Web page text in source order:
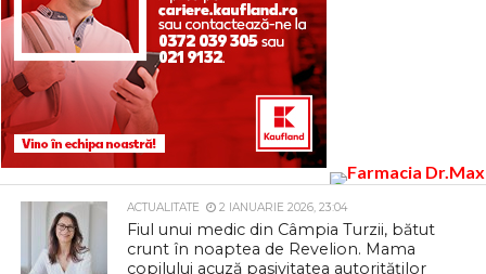
ACTUALITATE 2 IANUARIE 2026, 23:04
Fiul unui medic din Câmpia Turzii, bătut
crunt în noaptea de Revelion. Mama
copilului acuză pasivitatea autorităților